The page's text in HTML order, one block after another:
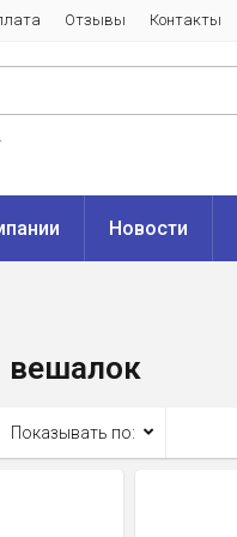
Отзывы Контакты
Новости
вешалок
Показывать по: